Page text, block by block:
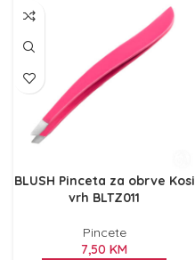
BLUSH Pinceta za obrve Kosi
vrh BLTZ011
Pincete
7,50 KM